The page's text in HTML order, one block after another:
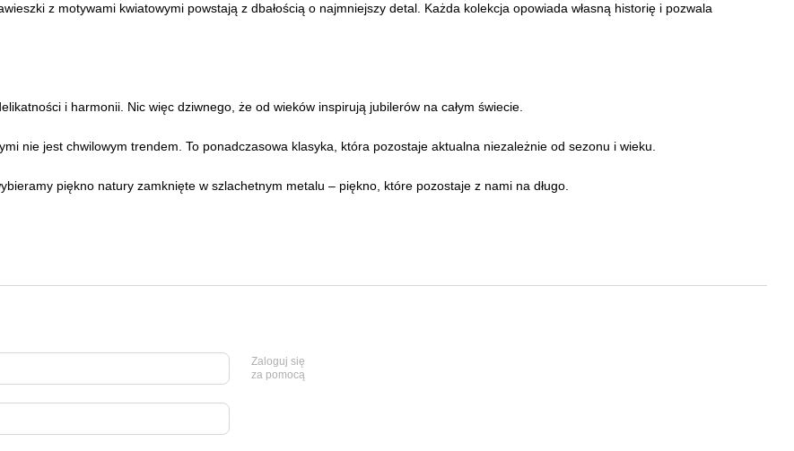
z motywami kwiatowymi powstają z dbałością o najmniejszy detal. Każda kolekcja opowiada własną historię i pozwala
i harmonii. Nic więc dziwnego, że od wieków inspirują jubilerów na całym świecie.
nie jest chwilowym trendem. To ponadczasowa klasyka, która pozostaje aktualna niezależnie od sezonu i wieku.
piękno natury zamknięte w szlachetnym metalu – piękno, które pozostaje z nami na długo.
Zaloguj się
za pomocą